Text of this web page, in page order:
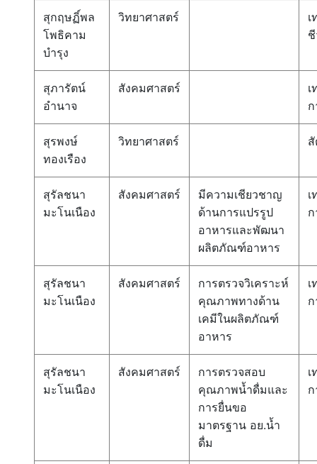
สุกฤษฏิ์พล
โพธิคาม
บำรุง
วิทยาศาสตร์
สุภารัตน์
อำนาจ
สังคมศาสตร์
สุรพงษ์
ทองเรือง
วิทยาศาสตร์
สุรัลชนา
มะโนเนือง
สังคมศาสตร์
มีความเชียวชาญ
ด้านการแปรรูป
อาหารและพัฒนา
ผลิตภัณฑ์อาหาร
สุรัลชนา
มะโนเนือง
สังคมศาสตร์
การตรวจวิเคราะห์
คุณภาพทางด้าน
เคมีในผลิตภัณฑ์
อาหาร
สุรัลชนา
มะโนเนือง
สังคมศาสตร์
การตรวจสอบ
คุณภาพน้ำดื่มและ
การยื่นขอ
มาตรฐาน อย.น้ำ
ดื่ม